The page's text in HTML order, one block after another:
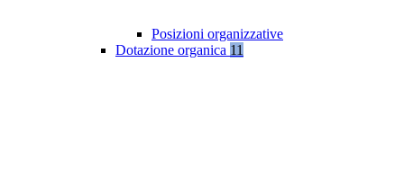
Posizioni organizzative
Dotazione organica 11